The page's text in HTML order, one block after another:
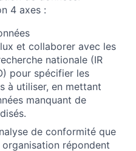
4 axes :
et collaborer avec les
nationale (IR
pour spécifier les
à utiliser, en mettant
manquant de
de conformité que
répondent